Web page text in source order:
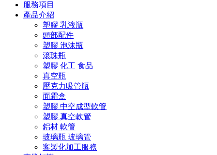
服務項目
產品介紹
塑膠 乳液瓶
頭部配件
塑膠 泡沫瓶
滾珠瓶
塑膠 化工 食品
真空瓶
壓克力吸管瓶
面霜盒
塑膠 中空成型軟管
塑膠 真空軟管
鋁材 軟管
玻璃瓶 玻璃管
客製化加工服務